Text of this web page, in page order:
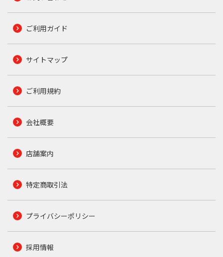
ご利用ガイド
サイトマップ
ご利用規約
会社概要
店舗案内
特定商取引法
プライバシーポリシー
採用情報